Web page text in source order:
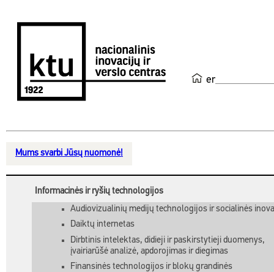
en
Mums svarbi Jūsų nuomonė!
Informacinės ir ryšių technologijos
Audiovizualinių medijų technologijos ir socialinės
Daiktų internetas
Dirbtinis intelektas, didieji ir paskirstytieji duomenys,
įvairiarūšė analizė, apdorojimas ir diegimas
Finansinės technologijos ir blokų grandinės